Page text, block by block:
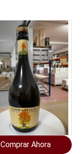
Comprar Ahora